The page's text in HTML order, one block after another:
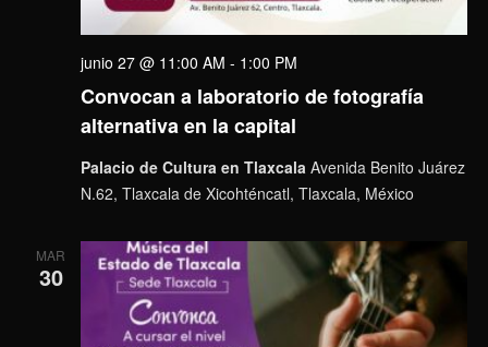
Convocan a laboratorio de fotografía
alternativa en la capital
junio 27 @ 11:00 AM - 1:00 PM
Palacio de Cultura en Tlaxcala Avenida Benito Juárez
N.62, Tlaxcala de Xicohténcatl, Tlaxcala, México
MAR
30